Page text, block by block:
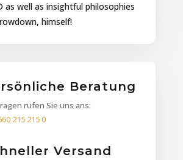
as well as insightful philosophies
himself!
Beratung
rufen Sie uns ans:
215 215 0
Versand